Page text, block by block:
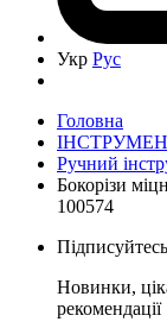
Укр Рус
Головна
Ручний
Бокорізи
100574
Новинки,
рекомендації